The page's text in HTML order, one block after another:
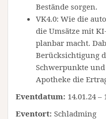
Bestände sorgen.
VK4.0: Wie die
die Umsätze mit
planbar macht.
Berücksichtigung
Schwerpunkte
Apotheke die
Eventdatum: 14.01.24 –
Eventort: Schladming